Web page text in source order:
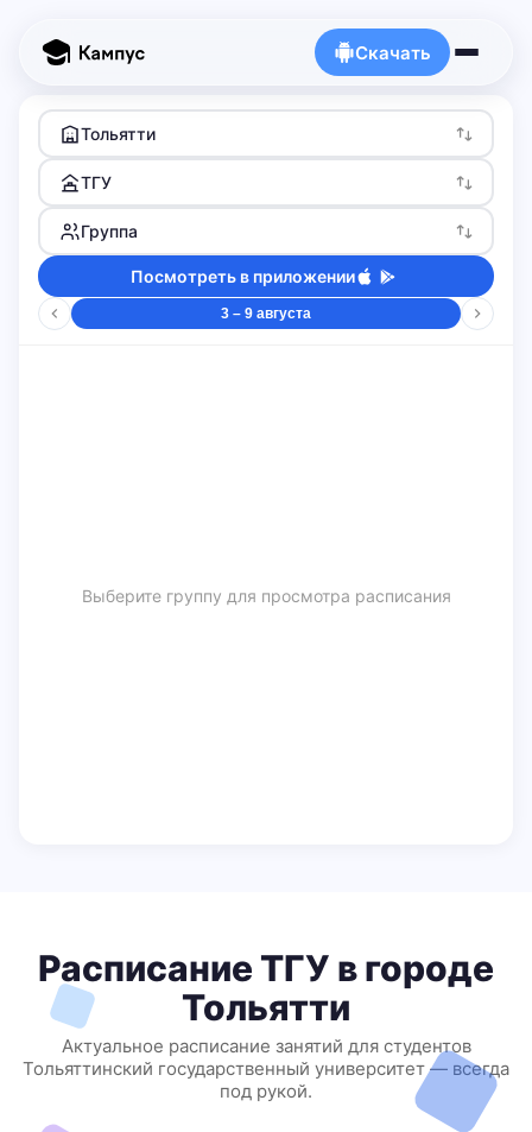
Скачать
Тольятти
ТГУ
Группа
Посмотреть в приложении
3 – 9 августа
Выберите группу для просмотра расписания
Расписание ТГУ в городе
Тольятти
Актуальное расписание занятий для студентов
Тольяттинский государственный университет — всегда
под рукой.